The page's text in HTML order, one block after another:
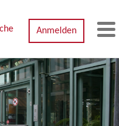
Anmelden